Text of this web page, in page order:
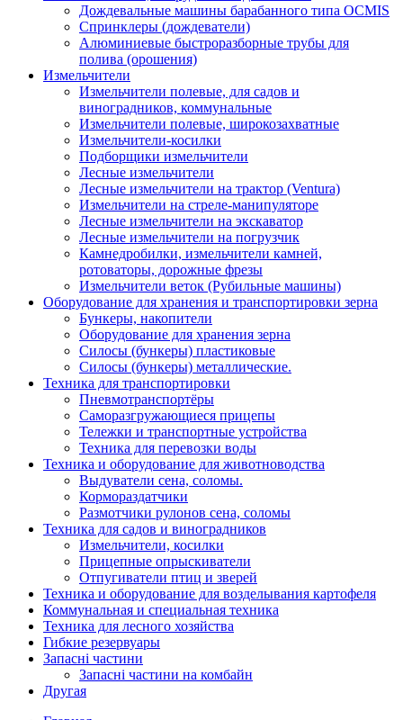
Дождевальные машины барабанного типа OCMIS
Спринклеры (дождеватели)
Алюминиевые быстроразборные трубы для
полива (орошения)
Измельчители
Измельчители полевые, для садов и
виноградников, коммунальные
Измельчители полевые, широкозахватные
Измельчители-косилки
Подборщики измельчители
Лесные измельчители
Лесные измельчители на трактор (Ventura)
Измельчители на стреле-манипуляторе
Лесные измельчители на экскаватор
Лесные измельчители на погрузчик
Камнедробилки, измельчители камней,
ротоваторы, дорожные фрезы
Измельчители веток (Рубильные машины)
Оборудование для хранения и транспортировки зерна
Бункеры, накопители
Оборудование для хранения зерна
Силосы (бункеры) пластиковые
Силосы (бункеры) металлические.
Техника для транспортировки
Пневмотранспортёры
Саморазгружающиеся прицепы
Тележки и транспортные устройства
Техника для перевозки воды
Техника и оборудование для животноводства
Выдуватели сена, соломы.
Кормораздатчики
Размотчики рулонов сена, соломы
Техника для садов и виноградников
Измельчители, косилки
Прицепные опрыскиватели
Отпугиватели птиц и зверей
Техника и оборудование для возделывания картофеля
Коммунальная и специальная техника
Техника для лесного хозяйства
Гибкие резервуары
Запасні частини
Запасні частини на комбайн
Другая